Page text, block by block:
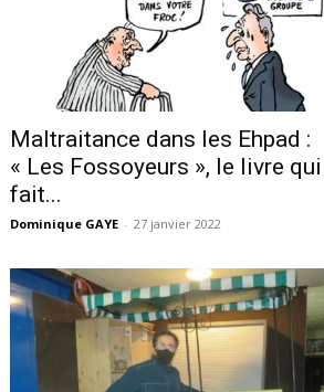
Maltraitance dans les Ehpad :
« Les Fossoyeurs », le livre qui
fait...
Dominique GAYE - 27 janvier 2022